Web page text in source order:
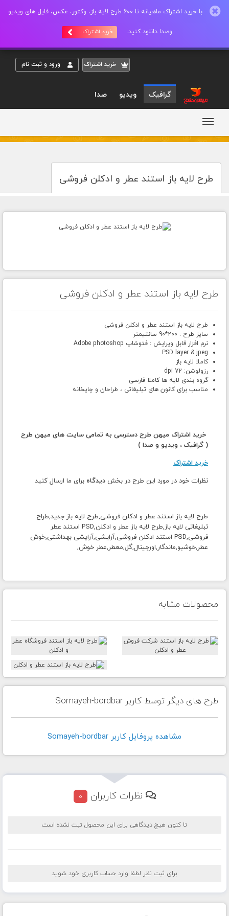
با خرید اشتراک ماهیانه تا 600 طرح لایه باز، وکتور، عکس، فایل های ویدیو
وصدا دانلود کنید. خرید اشتراک
خريد اشتراک ورود و ثبت نام
گرافیک ویدیو صدا
طرح لایه باز استند عطر و ادکلن فروشی
طرح لایه باز استند عطر و ادکلن فروشی
طرح لایه باز استند عطر و ادکلن فروشی
سایز طرح : 200*90 سانتیمتر
نرم افزار قابل ویرایش : فتوشاپ Adobe photoshop
PSD layer & jpeg
کاملا لایه باز
رزولوشن: 72 dpi
گروه بندی لایه ها کاملا فارسی
مناسب برای کانون های تبلیغاتی ، طراحان و چاپخانه
خرید اشتراک میهن طرح دسترسی به تمامی سایت های میهن طرح
( گرافیک ، ویدیو و صدا )
خرید اشتراک
نظرات خود در مورد این طرح در بخش دیدگاه برای ما ارسال کنید
طرح لایه باز استند عطر و ادکلن فروشی,طرح لایه باز جدید,طراح
تبلیغاتی لایه باز,طرح لایه باز عطر و ادکلن,PSD استند عطر
فروشی,PSD استند ادکلن فروشی,آرایشی,آرایشی بهداشتی,خوش
عطر,خوشبو,ماندگار,اورجینال,گل,معطر,عطر خوش,
محصولات مشابه
طرح های دیگر توسط کاربر Somayeh-bordbar
مشاهده پروفايل کاربر Somayeh-bordbar
نظرات کاربران 0
تا کنون هیچ دیدگاهی برای این محصول ثبت نشده است
برای ثبت نظر لطفا وارد حساب کاربری خود شوید